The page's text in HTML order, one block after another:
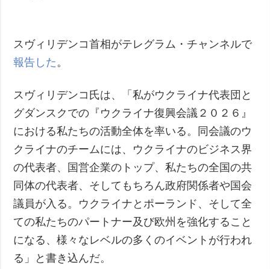
スヴィリデンコ首相がテレグラム・チャンネルで
報告した 。
スヴィリデンコ氏は、「私がウクライナ代表団と
グダンスクでの『ウクライナ復興会議２０２６』
における私たちの活動全体を率いる。同会議のウ
クライナのチームには、ウクライナのビジネス界
の代表者、国営企業のトップ、私たちの全国の共
同体の代表者、そしてもちろん政府関係者や国会
議員が入る。ウクライナとポーランド、そして全
ての私たちのパートナー及び欧州を強化すること
になる、様々なレベルの多くのイベントが行われ
る」と書き込んだ。